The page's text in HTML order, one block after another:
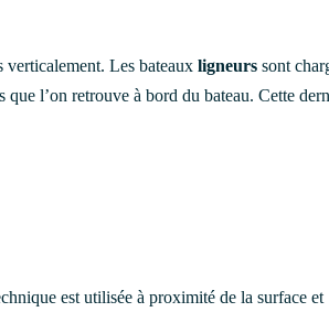
verticalement. Les bateauxligneurs sont
l’on retrouve à bord du bateau. Cette
est utilisée à proximité de la surface et